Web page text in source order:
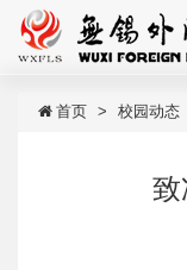
首页 校园动态
致